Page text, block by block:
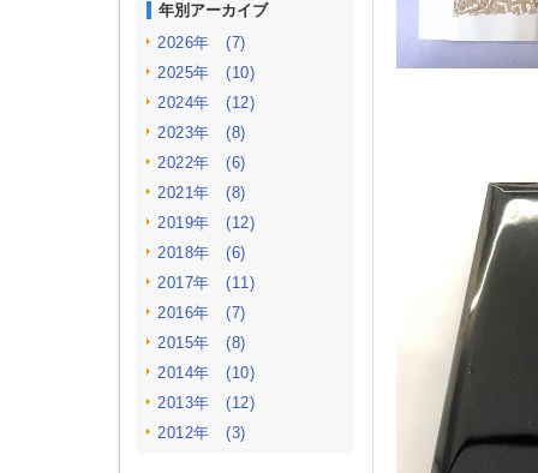
年別アーカイブ
2026年 (7)
2025年 (10)
2024年 (12)
2023年 (8)
2022年 (6)
2021年 (8)
2019年 (12)
2018年 (6)
2017年 (11)
2016年 (7)
2015年 (8)
2014年 (10)
2013年 (12)
2012年 (3)